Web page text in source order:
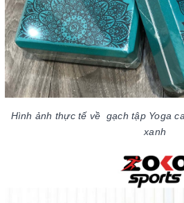
Hình ảnh thực tế về gạch tập Yoga
xanh